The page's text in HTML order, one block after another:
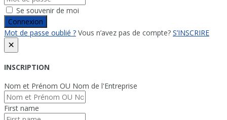
Se souvenir de moi
Connexion
Mot de passe oublié ? Vous n’avez pas de compte? S’INSCRIRE
×
INSCRIPTION
Nom et Prénom OU Nom de l'Entreprise
First name